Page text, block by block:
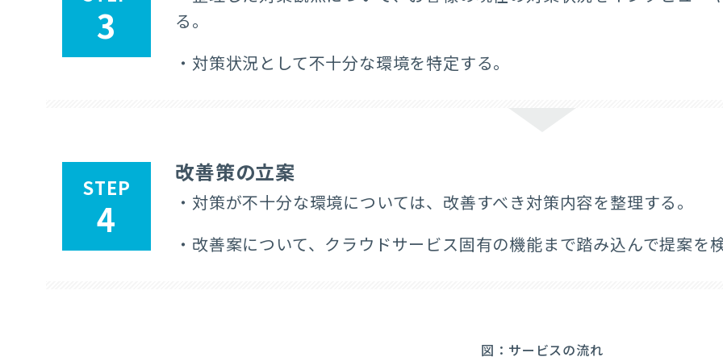
3
る。​
・対策状況として不十分な環境を特定する。
STEP
4
改善策の立案
・対策が不十分な環境については、改善すべき対策内容を整理する。​
・改善案について、クラウドサービス固有の機能まで踏み込んで提案を
図：サービスの流れ